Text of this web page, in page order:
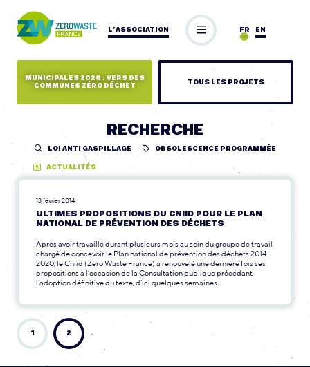
L’ASSOCIATION EN
FR
MUNICIPALES 2026 : VERS DES
COMMUNES ZÉRO DÉCHET
TOUS LES PROJETS
RECHERCHE
LOI ANTI GASPILLAGE OBSOLESCENCE PROGRAMMÉE
ACTUALITÉS
13 février 2014
ULTIMES PROPOSITIONS DU CNIID POUR LE PLAN
NATIONAL DE PRÉVENTION DES DÉCHETS
Après avoir travaillé durant plusieurs mois au sein du groupe de travail
chargé de concevoir le Plan national de prévention des déchets 2014-
2020, le Cniid (Zero Waste France) a renouvelé une dernière fois ses
propositions à l’occasion de la Consultation publique précédant
l’adoption définitive du texte, d’ici quelques semaines.
1 2